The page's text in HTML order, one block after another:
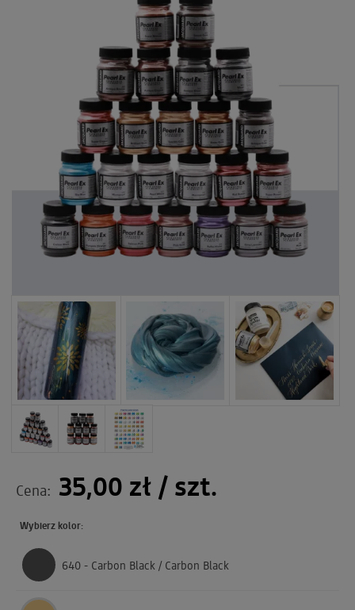
Cena: 35,00 zł / szt.
Wybierz kolor:
640 - Carbon Black / Carbon Black